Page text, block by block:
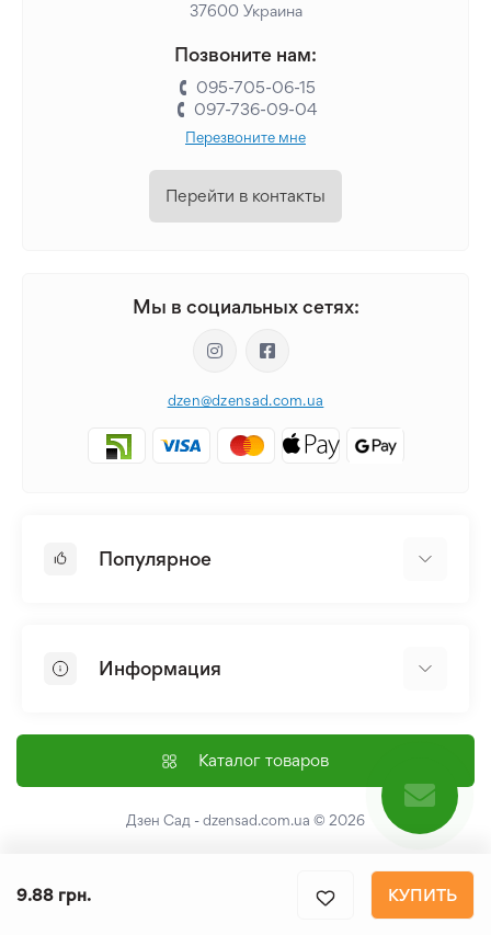
9.88 грн. КУПИТЬ
37600 Украина
Позвоните нам:
095-705-06-15
097-736-09-04
Перезвоните мне
Перейти в контакты
Мы в социальных сетях:
dzen@dzensad.com.ua
Популярное
Лилия
Семена
Информация
Доставка и оплата
Контакты
Политика конфеденциальности
Каталог товаров
Дзен Сад - dzensad.com.ua © 2026